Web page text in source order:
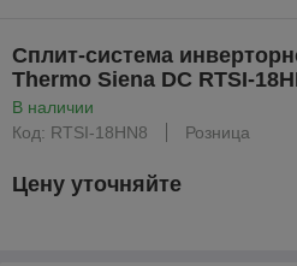
Сплит-система
Thermo Siena DC RTSI-
В наличии
Код: RTSI-18HN8
Розница
Цену уточняйте